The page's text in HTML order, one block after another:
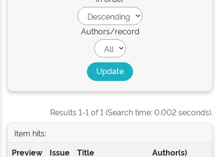
Authors/record
Results 1-1 of 1 (Search time: 0.002 seconds).
Item hits:
Preview
Issue
Title Author(s)